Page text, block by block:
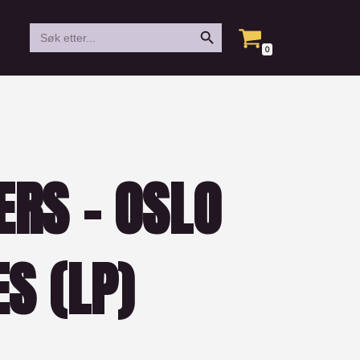
Search
for:
Search Button
0
– OSLO
(LP)